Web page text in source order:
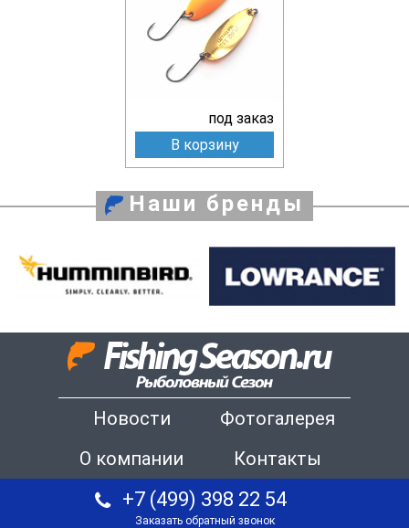
под заказ
В корзину
Наши бренды
Новости
Фотогалерея
О компании
Контакты
+7 (499) 398 22 54
Заказать обратный звонок